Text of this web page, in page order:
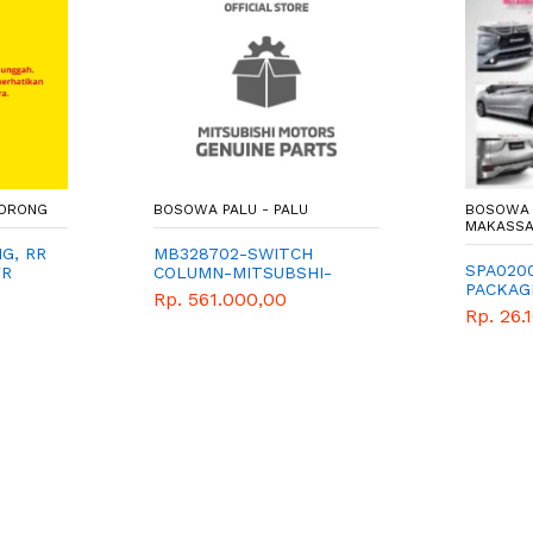
RR
BOSOWA PALU - PALU
MB328702-SWITCH
COLUMN-MITSUBSHI-
GENUINE PARTS
Rp. 561.000,00
EURO 4)
Rp.